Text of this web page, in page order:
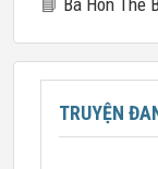
📘 Ba Hôn Thê
TRUYỆN